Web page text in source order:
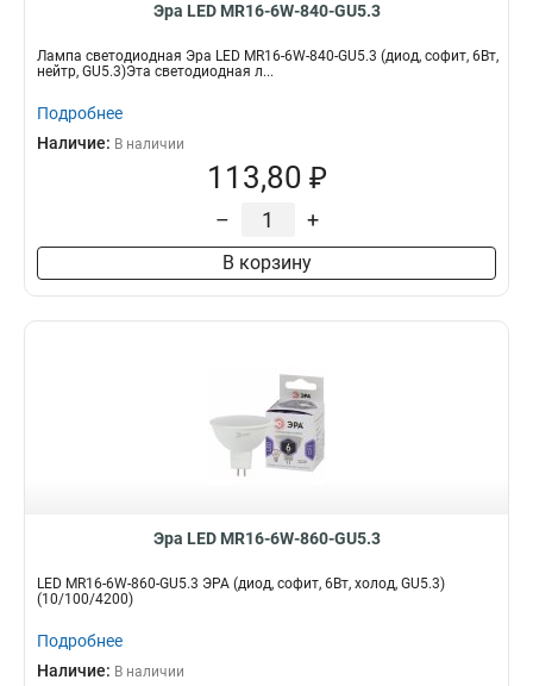
Эра LED MR16-6W-840-GU5.3
Лампа светодиодная Эра LED MR16-6W-840-GU5.3 (диод, софит, 6Вт,
нейтр, GU5.3)Эта светодиодная л...
Подробнее
Наличие: В наличии
113,80 ₽
– +
В корзину
Эра LED MR16-6W-860-GU5.3
LED MR16-6W-860-GU5.3 ЭРА (диод, софит, 6Вт, холод, GU5.3)
(10/100/4200)
Подробнее
Наличие: В наличии